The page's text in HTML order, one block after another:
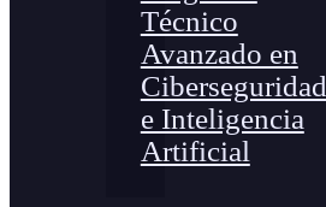
Técnico
Avanzado en
Ciberseguridad
e Inteligencia
Artificial